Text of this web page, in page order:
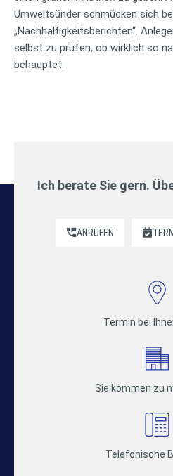
Umweltsünder schmücken sich
„Nachhaltigkeitsberichten“.
selbst zu prüfen, ob wirklich so
behauptet.
Ich berate Sie gern.
ANRUFEN
Termin bei
Sie kommen zu
Telefonische